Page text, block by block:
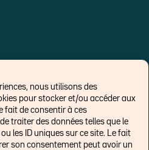
nous utilisons des
pour stocker et/ou accéder aux
fait de consentir à ces
traiter des données telles que le
les ID uniques sur ce site. Le fait
son consentement peut avoir un